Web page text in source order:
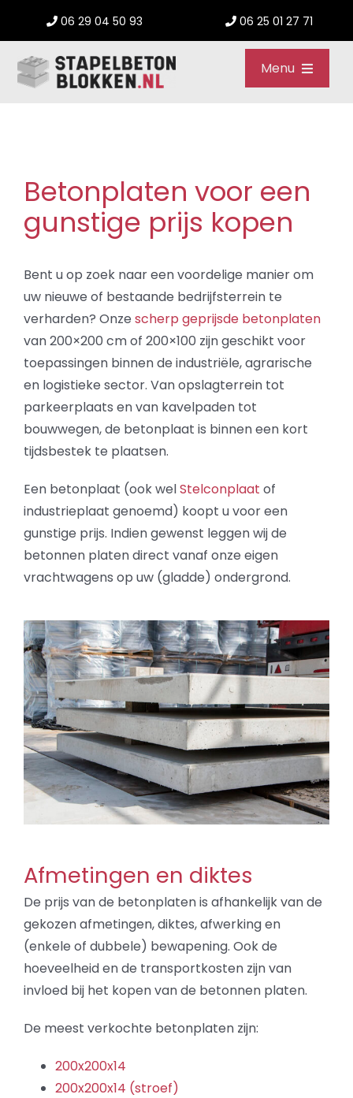
inhoud
06 29 04 50 93 06 25 01 27 71
Menu
Megablokken
FAQ
Projecten
Over ons
Betonplaten voor een
gunstige prijs kopen
Bent u op zoek naar een voordelige manier om
uw nieuwe of bestaande bedrijfsterrein te
verharden? Onze scherp geprijsde betonplaten
van 200×200 cm of 200×100 zijn geschikt voor
toepassingen binnen de industriële, agrarische
en logistieke sector. Van opslagterrein tot
parkeerplaats en van kavelpaden tot
bouwwegen, de betonplaat is binnen een kort
tijdsbestek te plaatsen.
Een betonplaat (ook welStelconplaat of
industrieplaat genoemd) koopt u voor een
gunstige prijs. Indien gewenst leggen wij de
betonnen platen direct vanaf onze eigen
vrachtwagens op uw (gladde) ondergrond.
Afmetingen en diktes
De prijs van de betonplaten is afhankelijk van de
gekozen afmetingen, diktes, afwerking en
(enkele of dubbele) bewapening. Ook de
hoeveelheid en de transportkosten zijn van
invloed bij het kopen van de betonnen platen.
De meest verkochte betonplaten zijn:
200x200x14
200x200x14 (stroef)